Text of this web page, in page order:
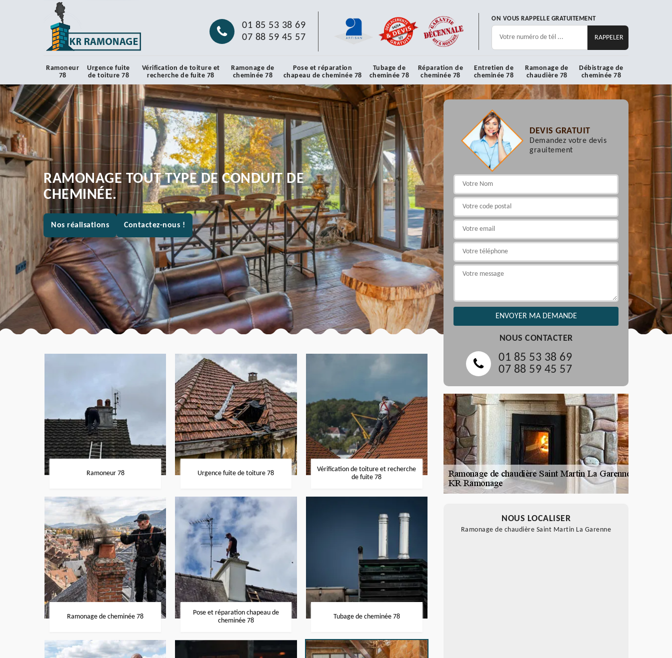
01 85 53 38 69
07 88 59 45 57
ON VOUS RAPPELLE GRATUITEMENT
Ramoneur
78
Urgence fuite
de toiture 78
Vérification de toiture et
recherche de fuite 78
Ramonage de
cheminée 78
Pose et réparation
chapeau de cheminée 78
Tubage de
cheminée 78
Réparation de
cheminée 78
Entretien de
cheminée 78
Ramonage de
chaudière 78
Débistrage de
cheminée 78
RAMONAGE TOUT TYPE DE CONDUIT DE
CHEMINÉE.
Nos réalisations Contactez-nous !
Ramoneur 78 Urgence fuite de toiture 78
Vérification de toiture et recherche
de fuite 78
Ramonage de cheminée 78
Pose et réparation chapeau de
cheminée 78
Tubage de cheminée 78
DEVIS GRATUIT
Demandez votre devis
grauitement
NOUS CONTACTER
01 85 53 38 69
07 88 59 45 57
NOUS LOCALISER
Ramonage de chaudière Saint Martin La Garenne